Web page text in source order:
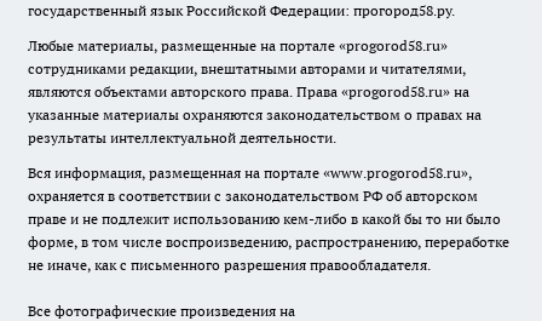
государственный язык Российской Федерации: прогород58.ру.
Любые материалы, размещенные на портале «progorod58.ru»
сотрудниками редакции, внештатными авторами и читателями,
являются объектами авторского права. Права «progorod58.ru» на
указанные материалы охраняются законодательством о правах на
результаты интеллектуальной деятельности.
Вся информация, размещенная на портале «www.progorod58.ru»,
охраняется в соответствии с законодательством РФ об авторском
праве и не подлежит использованию кем-либо в какой бы то ни было
форме, в том числе воспроизведению, распространению, переработке
не иначе, как с письменного разрешения правообладателя.
Все фотографические произведения на